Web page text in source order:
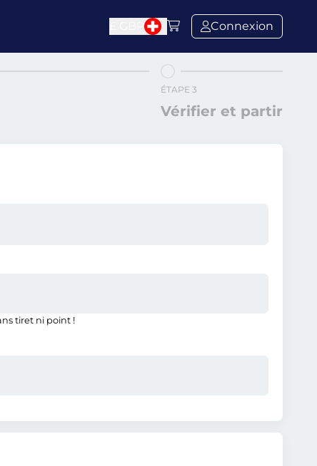
Connexion
ÉTAPE 3
Vérifier et partir
tiret ni point !